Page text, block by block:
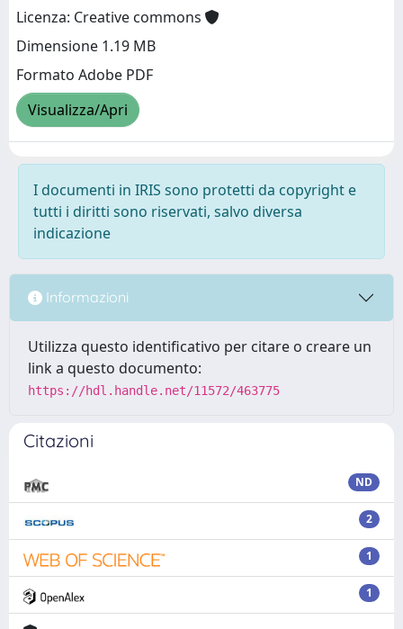
Licenza: Creative commons
Dimensione 1.19 MB
Formato Adobe PDF
Visualizza/Apri
I documenti in IRIS sono protetti da copyright e
tutti i diritti sono riservati, salvo diversa
indicazione
Informazioni
Utilizza questo identificativo per citare o creare un
link a questo documento:
https://hdl.handle.net/11572/463775
Citazioni
ND
2
1
1